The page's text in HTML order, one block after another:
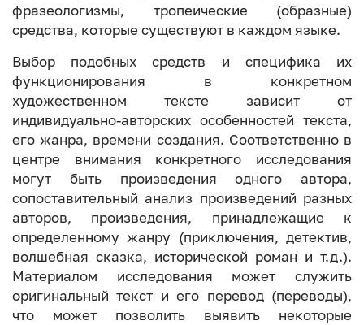
фразеологизмы, тропеические (образные)
средства, которые существуют в каждом языке.
Выбор подобных средств и специфика их
функционирования в конкретном
художественном тексте зависит от
индивидуально-авторских особенностей текста,
его жанра, времени создания. Соответственно в
центре внимания конкретного исследования
могут быть произведения одного автора,
сопоставительный анализ произведений разных
авторов, произведения, принадлежащие к
определенному жанру (приключения, детектив,
волшебная сказка, исторической роман и т.д.).
Материалом исследования может служить
оригинальный текст и его перевод (переводы),
что может позволить выявить некоторые